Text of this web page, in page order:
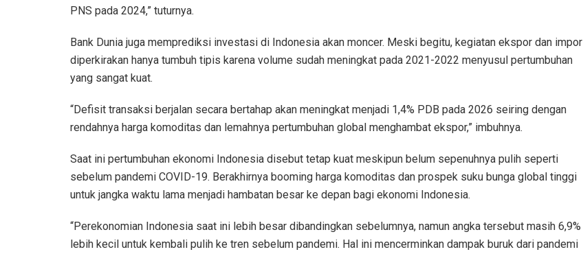
PNS pada 2024,” tuturnya.
Bank Dunia juga memprediksi investasi di Indonesia akan moncer. Meski begitu, kegiatan ekspor dan impor
diperkirakan hanya tumbuh tipis karena volume sudah meningkat pada 2021-2022 menyusul pertumbuhan
yang sangat kuat.
“Defisit transaksi berjalan secara bertahap akan meningkat menjadi 1,4% PDB pada 2026 seiring dengan
rendahnya harga komoditas dan lemahnya pertumbuhan global menghambat ekspor,” imbuhnya.
Saat ini pertumbuhan ekonomi Indonesia disebut tetap kuat meskipun belum sepenuhnya pulih seperti
sebelum pandemi COVID-19. Berakhirnya booming harga komoditas dan prospek suku bunga global tinggi
untuk jangka waktu lama menjadi hambatan besar ke depan bagi ekonomi Indonesia.
“Perekonomian Indonesia saat ini lebih besar dibandingkan sebelumnya, namun angka tersebut masih 6,9%
lebih kecil untuk kembali pulih ke tren sebelum pandemi. Hal ini mencerminkan dampak buruk dari pandemi